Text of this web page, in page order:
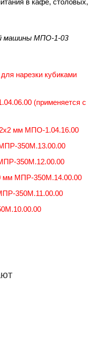
в кафе, столовых,
машины МПО-1-03
нарезки кубиками
(применяется с
мм МПО-1.04.16.00
350М.13.00.00
350М.12.00.00
мм МПР-350М.14.00.00
350М.11.00.00